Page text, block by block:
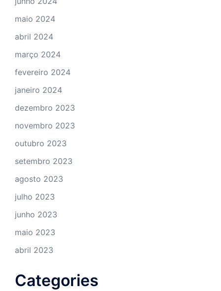
maio 2024
abril 2024
março 2024
fevereiro 2024
janeiro 2024
dezembro 2023
novembro 2023
outubro 2023
setembro 2023
agosto 2023
julho 2023
junho 2023
maio 2023
abril 2023
Categories